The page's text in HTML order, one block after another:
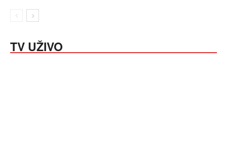
TV UŽIVO